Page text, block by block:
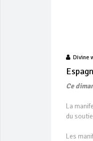
Divine
Ce
La
du
Les